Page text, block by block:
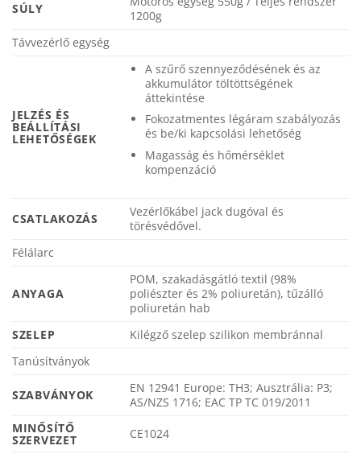
SÚLY
1200g
Távvezérlő egység
JELZÉS ÉS
BEÁLLÍTÁSI
LEHETŐSÉGEK
A szűrő szennyeződésének és az
akkumulátor töltöttségének
áttekintése
Fokozatmentes légáram szabályozás
és be/ki kapcsolási lehetőség
Magasság és hőmérséklet
kompenzáció
CSATLAKOZÁS
Vezérlőkábel jack dugóval és
törésvédővel.
Félálarc
ANYAGA
POM, szakadásgátló textil (98%
poliészter és 2% poliuretán), tűzálló
poliuretán hab
SZELEP
Kilégző szelep szilikon membránnal
Tanúsítványok
SZABVÁNYOK
EN 12941 Europe: TH3; Ausztrália: P3;
AS/NZS 1716; EAC TP TC 019/2011
MINŐSÍTŐ
SZERVEZET CE1024